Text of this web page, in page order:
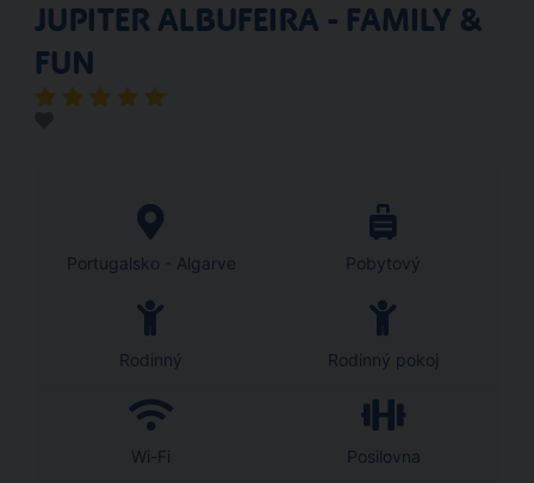
JUPITER ALBUFEIRA - FAMILY &
FUN
Portugalsko - Algarve Pobytový
Rodinný Rodinný pokoj
Wi-Fi Posilovna